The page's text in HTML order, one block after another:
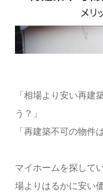
「相場より安い再建
う？」
「再建築不可の物件
マイホームを探して
場よりはるかに安い